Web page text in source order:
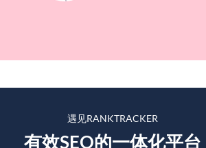
遇见RANKTRACKER
有效SEO的一体化平台